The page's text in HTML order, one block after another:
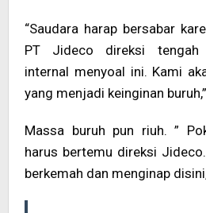
“Saudara harap bersabar
PT Jideco direksi tengah
internal menyoal ini. Kami
yang menjadi keinginan
Massa buruh pun riuh. ”
harus bertemu direksi
berkemah dan menginap